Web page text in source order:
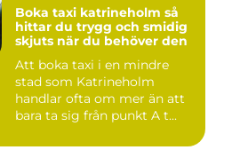
Boka taxi katrineholm så
hittar du trygg och smidig
skjuts när du behöver den
Att boka taxi i en mindre
stad som Katrineholm
handlar ofta om mer än att
bara ta sig från punkt A t...